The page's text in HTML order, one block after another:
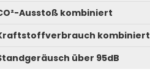
Ausstoß kombiniert
kombiniert
über 95dB